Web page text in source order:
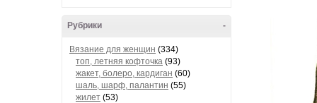
-
Рубрики
Вязание для женщин (334)
топ, летняя кофточка (93)
жакет, болеро, кардиган (60)
шаль, шарф, палантин (55)
жилет (53)